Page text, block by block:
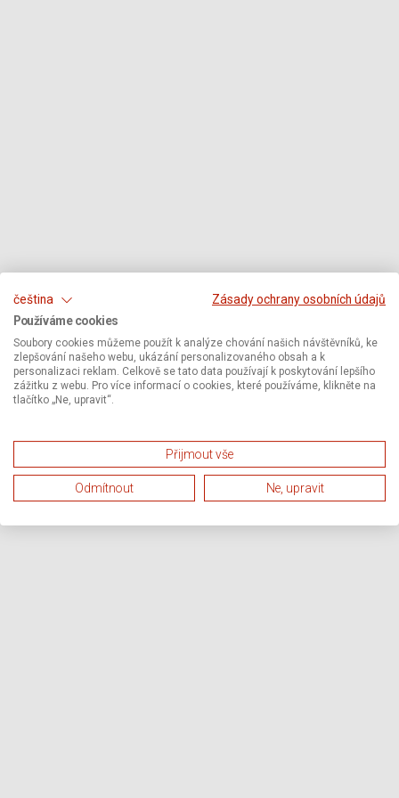
čeština
Zásady ochrany osobních údajů
Používáme cookies
Soubory cookies můžeme použít k analýze chování našich návštěvníků, ke
zlepšování našeho webu, ukázání personalizovaného obsah a k
personalizaci reklam. Celkově se tato data používají k poskytování lepšího
zážitku z webu. Pro více informací o cookies, které používáme, klikněte na
tlačítko „Ne, upravit“.
Přijmout vše
Odmítnout Ne, upravit